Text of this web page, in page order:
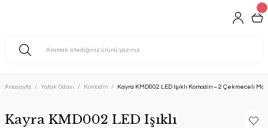
Anasayfa Yatak Odası Komodin Kayra KMD002 LED Işıklı Komodin – 2 Çekmeceli
Kayra KMD002 LED Işıklı